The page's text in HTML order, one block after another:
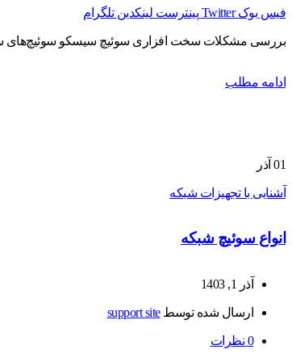
فیس بوک Twitter پینترست لینکدین تلگرام
بررسی مشکلات سخت افزاری سوئیچ سیسکو سوئیچ‌های
ادامه مطلب
01 آذر
آشنایی با تجهیزات شبکه
انواع سوئیچ شبکه
آذر 1, 1403
ارسال شده توسطsupport site
0 نظرات